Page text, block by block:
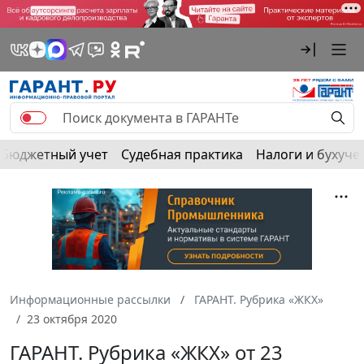
Бюджетный учет Судебная практика Налоги и
Информационные рассылки
ГАРАНТ. Рубрика «ЖКХ»
23 октября 2020
ГАРАНТ. Рубрика «ЖКХ» от 23